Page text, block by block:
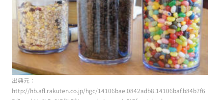
出典元：
http://hb.afl.rakuten.co.jp/hgc/14106bae.0842adb8.14106baf.b84b7f6